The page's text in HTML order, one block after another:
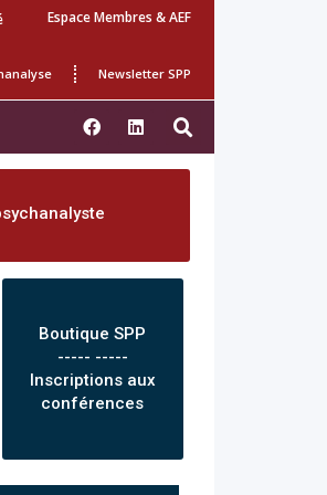
Espace Membres & AEF
Newsletter SPP
Boutique SPP
----- -----
Inscriptions aux
conférences